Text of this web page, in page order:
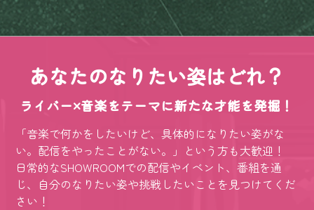
あなたのなりたい姿はどれ？
ライバー×音楽をテーマに新たな才能を発掘！
「音楽で何かをしたいけど、具体的になりたい姿がな
い。配信をやったことがない。」という方も大歓迎！
日常的なSHOWROOMでの配信やイベント、番組を通
じ、自分のなりたい姿や挑戦したいことを見つけてくだ
さい！